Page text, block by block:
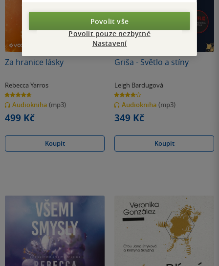
Za hranice lásky
Rebecca Yarros
4.7
z
5
hvězdiček
Audiokniha (mp3)
499 Kč
Koupit
Griša - Světlo a stíny
Leigh Bardugová
4.2
z
5
hvězdiček
Audiokniha (mp3)
349 Kč
Koupit
Povolit vše
Povolit pouze nezbytné
Nastavení